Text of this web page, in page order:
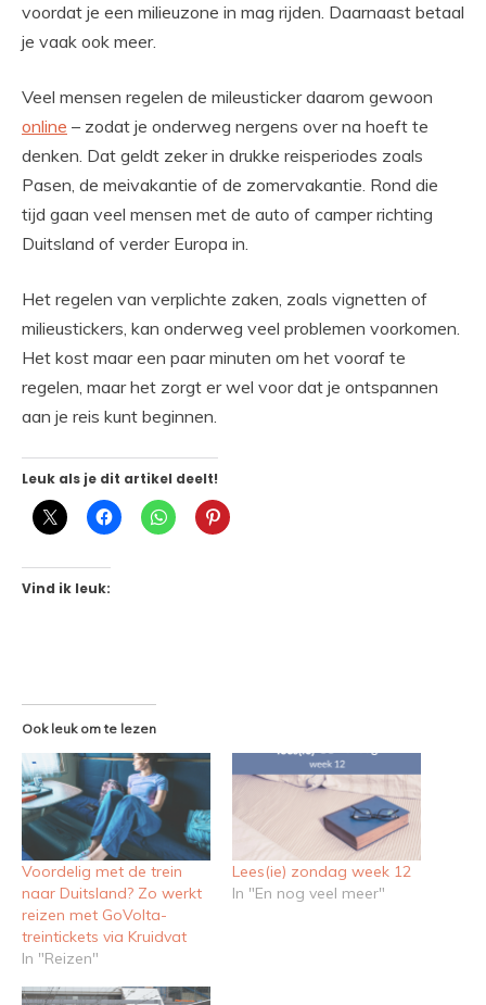
voordat je een milieuzone in mag rijden. Daarnaast betaal
je vaak ook meer.
Veel mensen regelen de mileusticker daarom gewoon
online – zodat je onderweg nergens over na hoeft te
denken. Dat geldt zeker in drukke reisperiodes zoals
Pasen, de meivakantie of de zomervakantie. Rond die
tijd gaan veel mensen met de auto of camper richting
Duitsland of verder Europa in.
Het regelen van verplichte zaken, zoals vignetten of
milieustickers, kan onderweg veel problemen voorkomen.
Het kost maar een paar minuten om het vooraf te
regelen, maar het zorgt er wel voor dat je ontspannen
aan je reis kunt beginnen.
Leuk als je dit artikel deelt!
Vind ik leuk:
Ook leuk om te lezen
Voordelig met de trein
naar Duitsland? Zo werkt
reizen met GoVolta-
treintickets via Kruidvat
In "Reizen"
Lees(ie) zondag week 12
In "En nog veel meer"